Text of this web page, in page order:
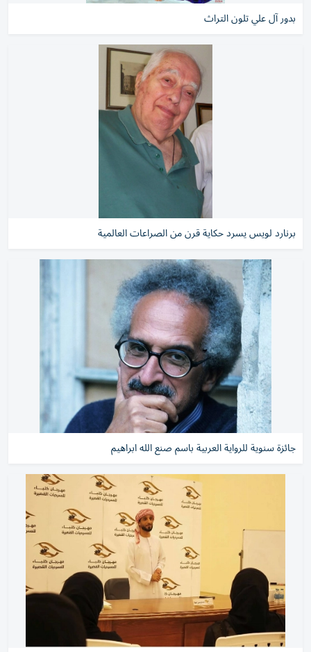
بدور آل علي تلون التراث
برنارد لويس يسرد حكاية قرن من الصراعات العالمية
جائزة سنوية للرواية العربية باسم صنع الله ابراهيم